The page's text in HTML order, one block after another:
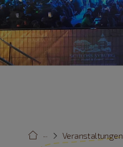
Veranstaltungen
···